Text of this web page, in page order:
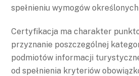
spełnieniu wymogów
Certyfikacja ma charakter
przyznanie poszczególnej
podmiotów informacji
od spełnienia kryteriów